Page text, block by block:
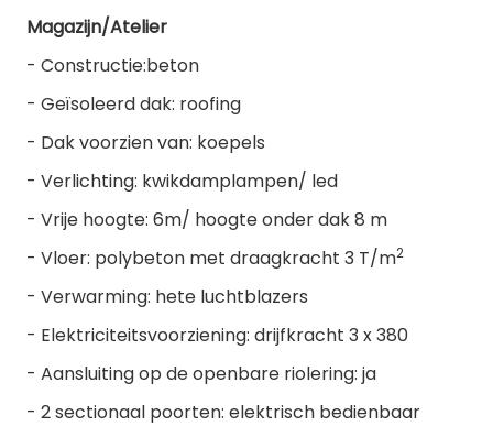
Magazijn/Atelier
- Constructie:beton
- Geïsoleerd dak: roofing
- Dak voorzien van: koepels
- Verlichting: kwikdamplampen/ led
- Vrije hoogte: 6m/ hoogte onder dak 8 m
- Vloer: polybeton met draagkracht 3 T/m2
- Verwarming: hete luchtblazers
- Elektriciteitsvoorziening: drijfkracht 3 x 380
- Aansluiting op de openbare riolering: ja
- 2 sectionaal poorten: elektrisch bedienbaar